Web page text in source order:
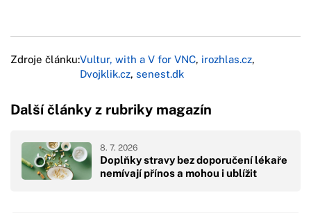
Zdroje článku:Vultur, with a V for VNC, irozhlas.cz,
Dvojklik.cz, senest.dk
Další články z rubriky magazín
Doplňky stravy bez doporučení lékaře
nemívají přínos a mohou i ublížit
8. 7. 2026